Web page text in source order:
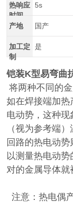
热响应
时间
5s
产地 国产
加工定
制
是
铠装K型易弯曲
将两种不同的
如在焊接端加
电动势，这种
（视为参考端
回路的热电动
以测量热电动
对的金属导体就
注意：热电偶